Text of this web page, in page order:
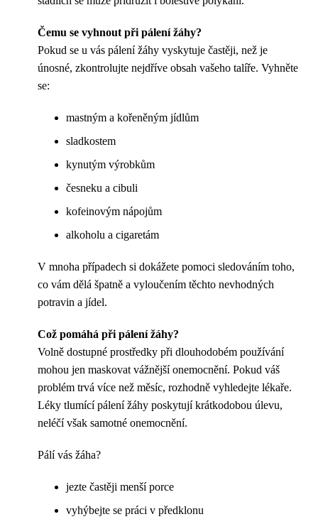
Čemu se vyhnout při pálení žáhy?
Pokud se u vás pálení žáhy vyskytuje častěji, než je
únosné, zkontrolujte nejdříve obsah vašeho talíře. Vyhněte
se:
mastným a kořeněným jídlům
sladkostem
kynutým výrobkům
česneku a cibuli
kofeinovým nápojům
alkoholu a cigaretám
V mnoha případech si dokážete pomoci sledováním toho,
co vám dělá špatně a vyloučením těchto nevhodných
potravin a jídel.
Což pomáhá při pálení žáhy?
Volně dostupné prostředky při dlouhodobém používání
mohou jen maskovat vážnější onemocnění. Pokud váš
problém trvá více než měsíc, rozhodně vyhledejte lékaře.
Léky tlumící pálení žáhy poskytují krátkodobou úlevu,
neléčí však samotné onemocnění.
Pálí vás žáha?
jezte častěji menší porce
vyhýbejte se práci v předklonu